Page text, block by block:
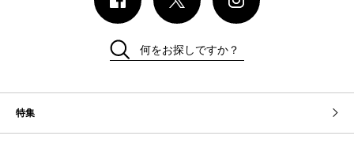
特集
何をお探しですか？